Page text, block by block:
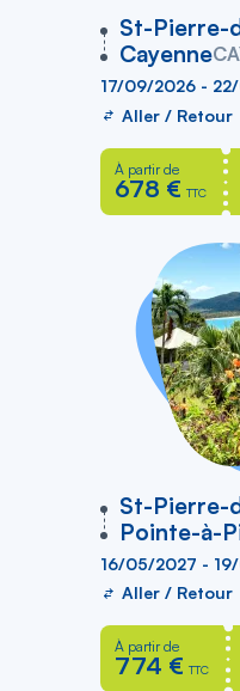
St-Pierre-
vers
Cayenne
17/09/2026 -
Aller / Retour
À partir de
678 € TTC
St-Pierre-
vers
Pointe-à-
16/05/2027 -
Aller / Retour
À partir de
774 € TTC